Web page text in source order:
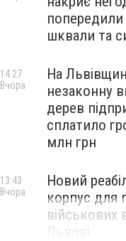
попередили
шквали та
На
незаконну
дерев
сплатило
млн грн
14:27
Вчора
Новий
корпус для
військових
Львові
13:43
Вчора